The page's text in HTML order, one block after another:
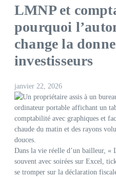
LMNP et
pourquoi
change la
investisseurs
janvier 22, 2026
Dans la vie réelle d’un bailleur,
souvent avec soirées sur Excel,
se tromper sur la déclaration